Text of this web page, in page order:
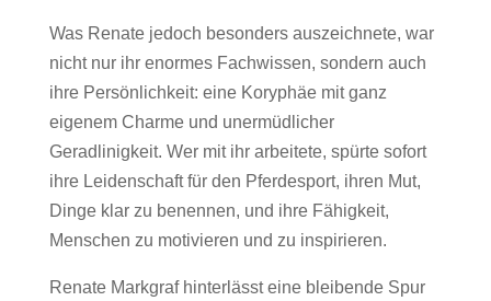
Was Renate jedoch besonders auszeichnete, war
nicht nur ihr enormes Fachwissen, sondern auch
ihre Persönlichkeit: eine Koryphäe mit ganz
eigenem Charme und unermüdlicher
Geradlinigkeit. Wer mit ihr arbeitete, spürte sofort
ihre Leidenschaft für den Pferdesport, ihren Mut,
Dinge klar zu benennen, und ihre Fähigkeit,
Menschen zu motivieren und zu inspirieren.
Renate Markgraf hinterlässt eine bleibende Spur